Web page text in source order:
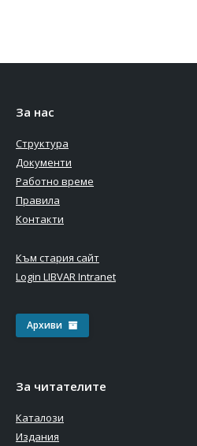
За нас
Структура
Документи
Работно време
Правила
Контакти
Към стария сайт
Login LIBVAR Intranet
Архиви
За читателите
Каталози
Издания